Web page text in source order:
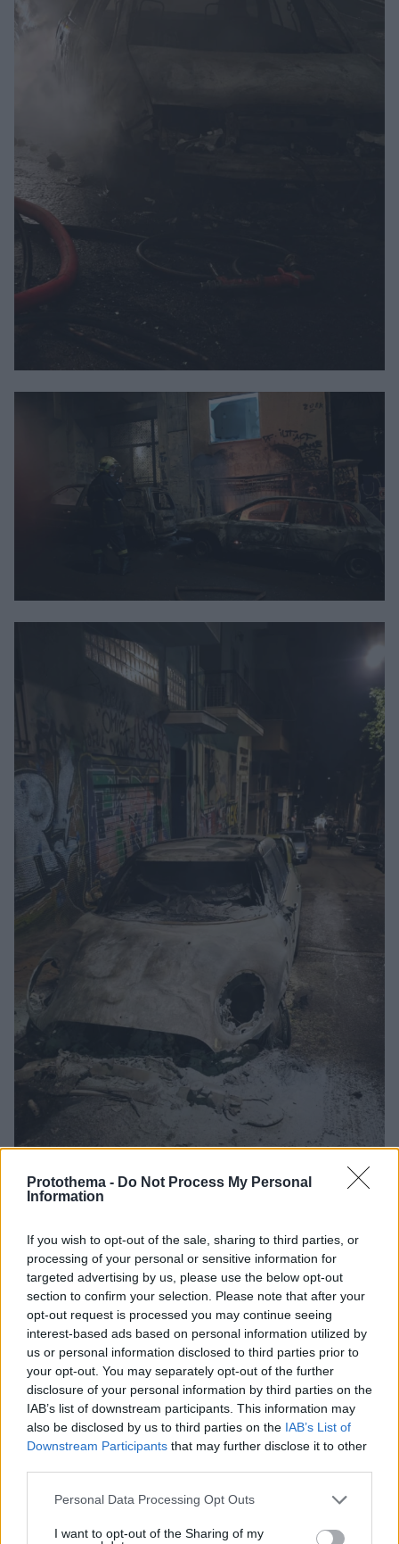
Protothema - Do Not Process My Personal
Information
If you wish to opt-out of the sale, sharing to third parties, or
processing of your personal or sensitive information for
targeted advertising by us, please use the below opt-out
section to confirm your selection. Please note that after your
opt-out request is processed you may continue seeing
interest-based ads based on personal information utilized by
us or personal information disclosed to third parties prior to
your opt-out. You may separately opt-out of the further
disclosure of your personal information by third parties on the
IAB’s list of downstream participants. This information may
also be disclosed by us to third parties on the IAB’s List of
Downstream Participants that may further disclose it to other
Please note that this website/app uses one or more Google
not limited to your visit or usage behaviour. You may click to
Personal Data Processing Opt Outs
I want to opt-out of the Sharing of my